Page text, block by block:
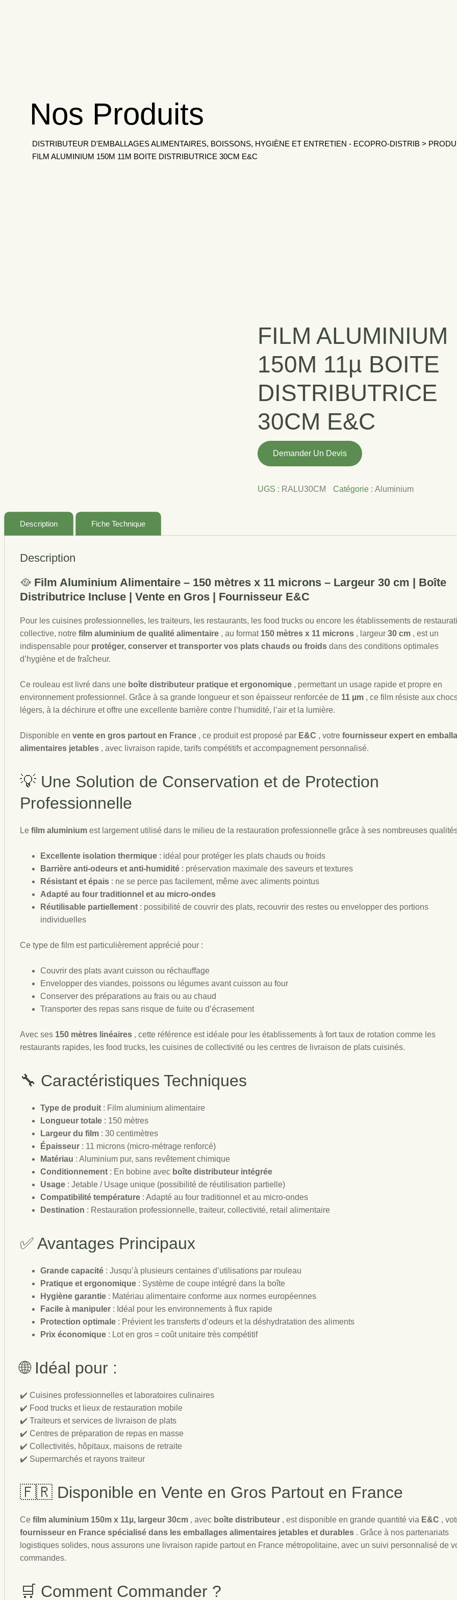
Nos Produits
DISTRIBUTEUR D'EMBALLAGES ALIMENTAIRES, BOISSONS, HYGIÈNE ET ENTRETIEN - ECOPRO-DISTRIB >
FILM ALUMINIUM 150M 11Μ BOITE DISTRIBUTRICE 30CM E&C
FILM ALUMINIUM
150M 11µ BOITE
DISTRIBUTRICE
30CM E&C
quantité
de
ALUMINIUM
DISTRIBUTRICE
Demander Un Devis
UGS : RALU30CM Catégorie :Aluminium
Description Fiche Technique
Description
🥘 Film Aluminium Alimentaire – 150 mètres x 11 microns – Largeur 30 cm | Boîte
Distributrice Incluse | Vente en Gros | Fournisseur E&C
Pour les cuisines professionnelles, les traiteurs, les restaurants, les food trucks ou encore les établissements de
collective, notre film aluminium de qualité alimentaire , au format 150 mètres x 11 microns , largeur 30 cm , est un
indispensable pour protéger, conserver et transporter vos plats chauds ou froids dans des conditions optimales
d’hygiène et de fraîcheur.
Ce rouleau est livré dans une boîte distributeur pratique et ergonomique , permettant un usage rapide et propre en
environnement professionnel. Grâce à sa grande longueur et son épaisseur renforcée de 11 µm , ce film résiste aux
légers, à la déchirure et offre une excellente barrière contre l’humidité, l’air et la lumière.
Disponible en vente en gros partout en France , ce produit est proposé par E&C , votre fournisseur expert en
alimentaires jetables , avec livraison rapide, tarifs compétitifs et accompagnement personnalisé.
💡 Une Solution de Conservation et de Protection
Professionnelle
Le film aluminium est largement utilisé dans le milieu de la restauration professionnelle grâce à ses nombreuses
Excellente isolation thermique : idéal pour protéger les plats chauds ou froids
Barrière anti-odeurs et anti-humidité : préservation maximale des saveurs et textures
Résistant et épais : ne se perce pas facilement, même avec aliments pointus
Adapté au four traditionnel et au micro-ondes
Réutilisable partiellement : possibilité de couvrir des plats, recouvrir des restes ou envelopper des portions
individuelles
Ce type de film est particulièrement apprécié pour :
Couvrir des plats avant cuisson ou réchauffage
Envelopper des viandes, poissons ou légumes avant cuisson au four
Conserver des préparations au frais ou au chaud
Transporter des repas sans risque de fuite ou d’écrasement
Avec ses 150 mètres linéaires , cette référence est idéale pour les établissements à fort taux de rotation comme les
restaurants rapides, les food trucks, les cuisines de collectivité ou les centres de livraison de plats cuisinés.
🔧 Caractéristiques Techniques
Type de produit : Film aluminium alimentaire
Longueur totale : 150 mètres
Largeur du film : 30 centimètres
Épaisseur : 11 microns (micro-métrage renforcé)
Matériau : Aluminium pur, sans revêtement chimique
Conditionnement : En bobine avec boîte distributeur intégrée
Usage : Jetable / Usage unique (possibilité de réutilisation partielle)
Compatibilité température : Adapté au four traditionnel et au micro-ondes
Destination : Restauration professionnelle, traiteur, collectivité, retail alimentaire
✅ Avantages Principaux
Grande capacité : Jusqu’à plusieurs centaines d’utilisations par rouleau
Pratique et ergonomique : Système de coupe intégré dans la boîte
Hygiène garantie : Matériau alimentaire conforme aux normes européennes
Facile à manipuler : Idéal pour les environnements à flux rapide
Protection optimale : Prévient les transferts d’odeurs et la déshydratation des aliments
Prix économique : Lot en gros = coût unitaire très compétitif
🌐 Idéal pour :
✔️ Cuisines professionnelles et laboratoires culinaires
✔️ Food trucks et lieux de restauration mobile
✔️ Traiteurs et services de livraison de plats
✔️ Centres de préparation de repas en masse
✔️ Collectivités, hôpitaux, maisons de retraite
✔️ Supermarchés et rayons traiteur
🇫🇷 Disponible en Vente en Gros Partout en France
Ce film aluminium 150m x 11µ, largeur 30cm , avec boîte distributeur , est disponible en grande quantité via E&C ,
fournisseur en France spécialisé dans les emballages alimentaires jetables et durables . Grâce à nos partenariats
logistiques solides, nous assurons une livraison rapide partout en France métropolitaine, avec un suivi personnalisé de
commandes.
🛒 Comment Commander ?